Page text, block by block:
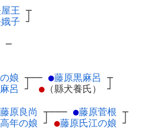
王 ┬
子 ┘
─
娘 ┬
呂 ┘
── ●藤原黒麻呂 ┬
● （縣犬養氏） ┘
藤原良尚 ┬
年の娘 ┘
─── ●藤原菅根 ┬
●藤原氏江の娘 ┘